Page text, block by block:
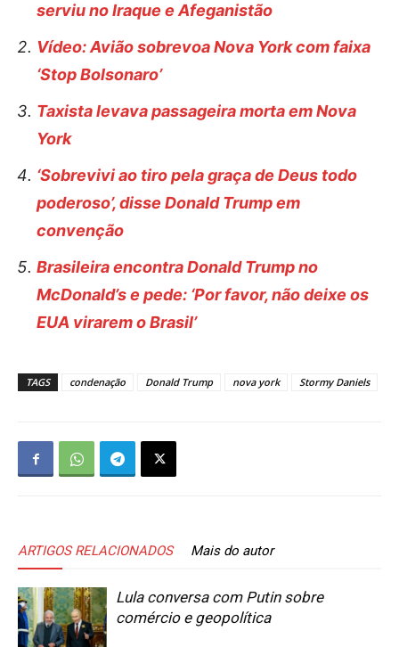
serviu no Iraque e Afeganistão
Vídeo: Avião sobrevoa Nova York com faixa
‘Stop Bolsonaro’
Taxista levava passageira morta em Nova
York
‘Sobrevivi ao tiro pela graça de Deus todo
poderoso’, disse Donald Trump em
convenção
Brasileira encontra Donald Trump no
McDonald’s e pede: ‘Por favor, não deixe os
EUA virarem o Brasil’
TAGS condenação Donald Trump nova york Stormy Daniels
ARTIGOS RELACIONADOS Mais do autor
Lula conversa com Putin sobre
comércio e geopolítica